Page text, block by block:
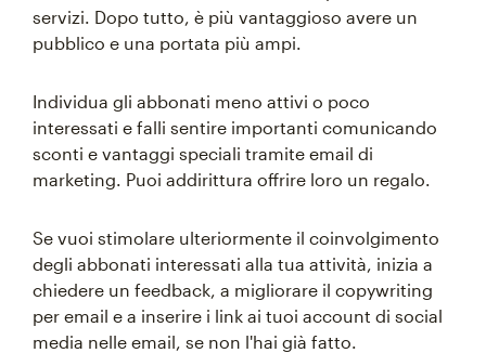
servizi. Dopo tutto, è più vantaggioso avere un
pubblico e una portata più ampi.
Individua gli abbonati meno attivi o poco
interessati e falli sentire importanti comunicando
sconti e vantaggi speciali tramite email di
marketing. Puoi addirittura offrire loro un regalo.
Se vuoi stimolare ulteriormente il coinvolgimento
degli abbonati interessati alla tua attività, inizia a
chiedere un feedback, a migliorare il copywriting
per email e a inserire i link ai tuoi account di social
media nelle email, se non l'hai già fatto.